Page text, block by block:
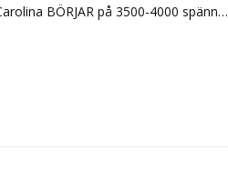
BÖRJAR på 3500-4000 spänn…